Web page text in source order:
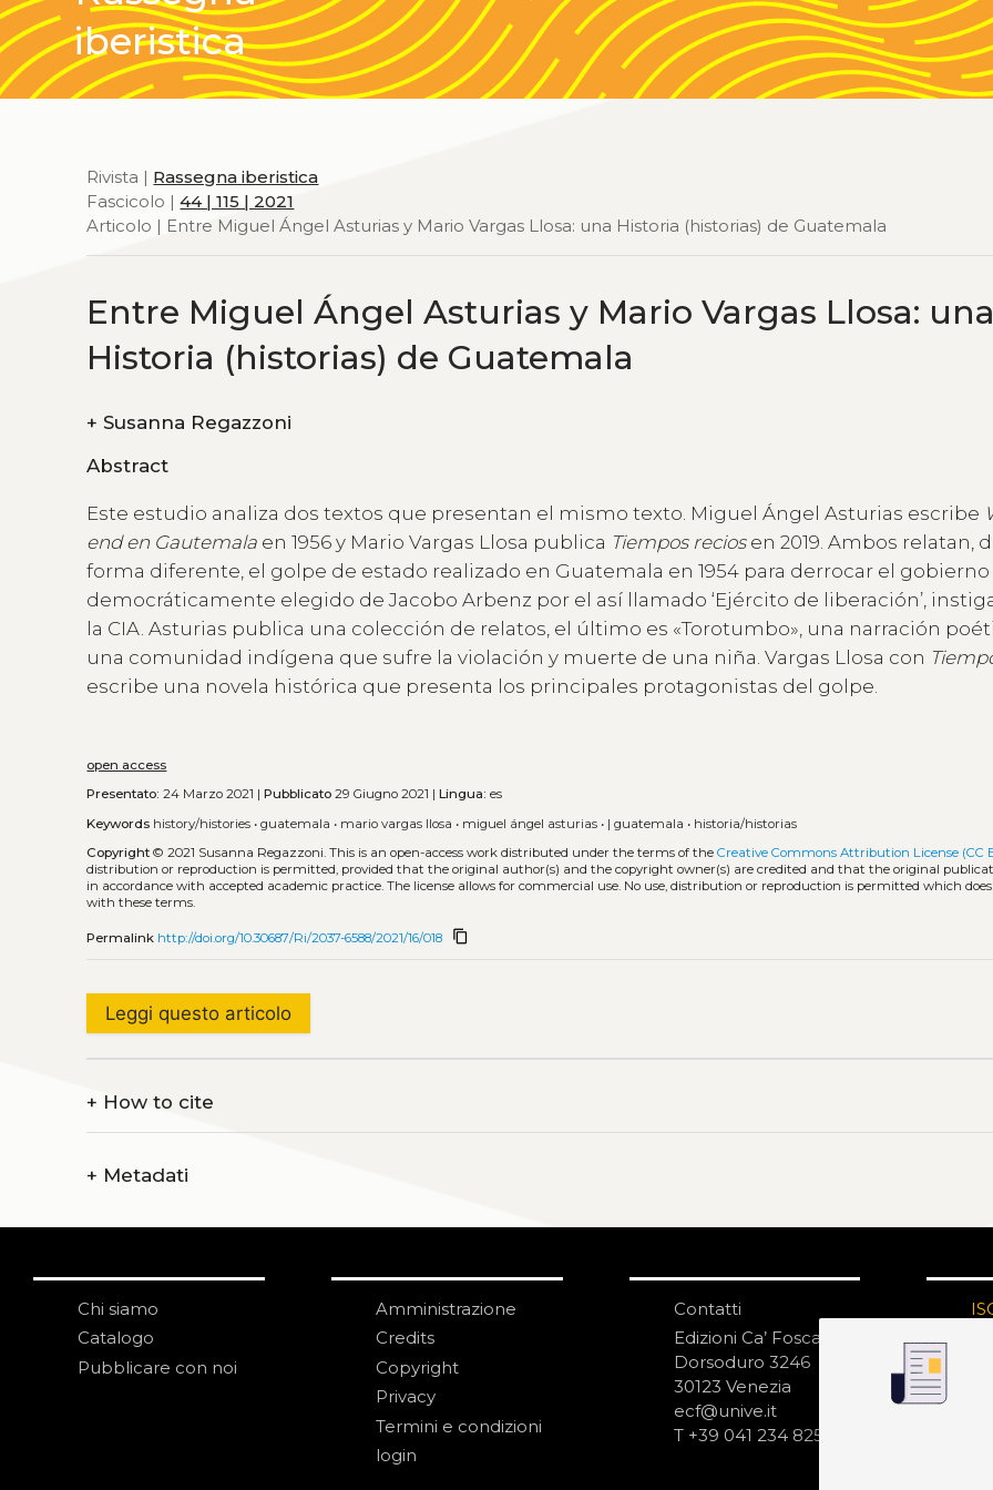
iberistica
Rivista | Rassegna iberistica
Fascicolo |44 | 115 | 2021
Articolo | Entre Miguel Ángel Asturias y Mario Vargas Llosa: una Historia (historias) de Guatemala
Entre Miguel Ángel Asturias y Mario Vargas Llosa: una
Historia (historias) de Guatemala
+ Susanna Regazzoni
Abstract
Este estudio analiza dos textos que presentan el mismo texto. Miguel Ángel Asturias escribe
end en Gautemala en 1956 y Mario Vargas Llosa publica Tiempos reciosen 2019. Ambos relatan,
forma diferente, el golpe de estado realizado en Guatemala en 1954 para derrocar el gobierno
democráticamente elegido de Jacobo Arbenz por el así llamado ‘Ejército de liberación’,
la CIA. Asturias publica una colección de relatos, el último es «Torotumbo», una narración
una comunidad indígena que sufre la violación y muerte de una niña. Vargas Llosa con
escribe una novela histórica que presenta los principales protagonistas del golpe.
open access
Presentato: 24 Marzo 2021 |Pubblicato 29 Giugno 2021 |Lingua: es
Keywords history/histories •guatemala • mario vargas llosa • miguel ángel asturias • | guatemala • historia/historias
Copyright © 2021 Susanna Regazzoni.This is an open-access work distributed under the terms of theCreative Commons Attribution License (CC
distribution or reproduction is permitted, provided that the original author(s) and the copyright owner(s) are credited and that the original
in accordance with accepted academic practice. The license allows for commercial use. No use, distribution or reproduction is permitted which
with these terms.
Permalink http://doi.org/10.30687/Ri/2037-6588/2021/16/018 content_copy
Leggi questo articolo
+ How to cite
+ Metadati
Chi siamo
Catalogo
Pubblicare con noi
Amministrazione
Credits
Copyright
Privacy
Termini e condizioni
login
Contatti
Edizioni Ca’ Foscari
Dorsoduro 3246
30123 Venezia
ecf@unive.it
T +39 041 234 8250